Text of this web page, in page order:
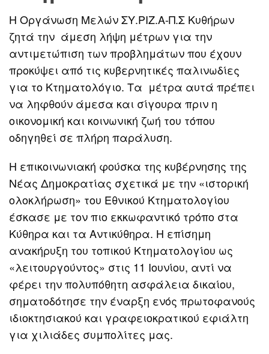
Η Οργάνωση Μελών ΣΥ.ΡΙΖ.Α-Π.Σ Κυθήρων
ζητά την άμεση λήψη μέτρων για την
αντιμετώπιση των προβλημάτων που έχουν
προκύψει από τις κυβερνητικές παλινωδίες
για το Κτηματολόγιο. Τα μέτρα αυτά πρέπει
να ληφθούν άμεσα και σίγουρα πριν η
οικονομική και κοινωνική ζωή του τόπου
οδηγηθεί σε πλήρη παράλυση.
Η επικοινωνιακή φούσκα της κυβέρνησης της
Νέας Δημοκρατίας σχετικά με την «ιστορική
ολοκλήρωση» του Εθνικού Κτηματολογίου
έσκασε με τον πιο εκκωφαντικό τρόπο στα
Κύθηρα και τα Αντικύθηρα. Η επίσημη
ανακήρυξη του τοπικού Κτηματολογίου ως
«λειτουργούντος» στις 11 Ιουνίου, αντί να
φέρει την πολυπόθητη ασφάλεια δικαίου,
σηματοδότησε την έναρξη ενός πρωτοφανούς
ιδιοκτησιακού και γραφειοκρατικού εφιάλτη
για χιλιάδες συμπολίτες μας.